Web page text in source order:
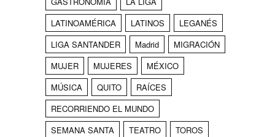
LATINOAMÉRICA
LATINOS
LEGANÉS
LIGA SANTANDER
Madrid
MIGRACIÓN
MUJER
MUJERES
MÉXICO
MÚSICA
QUITO
RAÍCES
RECORRIENDO EL MUNDO
SEMANA SANTA
TEATRO
TOROS